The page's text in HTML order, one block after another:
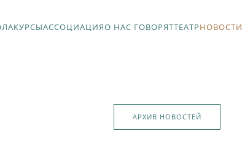
КУРСЫАССОЦИАЦИЯО НАС ГОВОРЯТТЕАТР НОВОСТИ
АРХИВ НОВОСТЕЙ